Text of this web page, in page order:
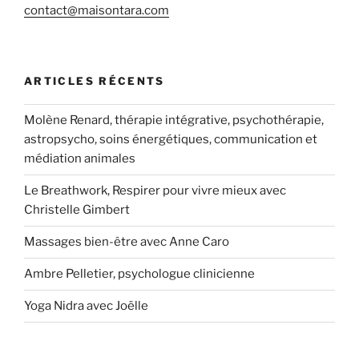
contact@maisontara.com
ARTICLES RÉCENTS
Molène Renard, thérapie intégrative, psychothérapie,
astropsycho, soins énergétiques, communication et
médiation animales
Le Breathwork, Respirer pour vivre mieux avec
Christelle Gimbert
Massages bien-être avec Anne Caro
Ambre Pelletier, psychologue clinicienne
Yoga Nidra avec Joëlle